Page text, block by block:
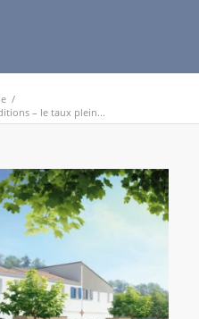
/
– le taux plein...